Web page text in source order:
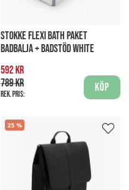
STOKKE FLEXI BATH PAKET
BADBALJA + BADSTÖD WHITE
592 kr
789 kr
Rek. pris:
Köp
25